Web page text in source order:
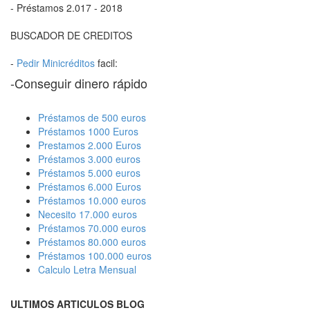
- Préstamos 2.017 - 2018
BUSCADOR DE CREDITOS
- Pedir Minicréditos facil:
-Conseguir dinero rápido
Préstamos de 500 euros
Préstamos 1000 Euros
Prestamos 2.000 Euros
Préstamos 3.000 euros
Préstamos 5.000 euros
Préstamos 6.000 Euros
Préstamos 10.000 euros
Necesito 17.000 euros
Préstamos 70.000 euros
Préstamos 80.000 euros
Préstamos 100.000 euros
Calculo Letra Mensual
ULTIMOS ARTICULOS BLOG